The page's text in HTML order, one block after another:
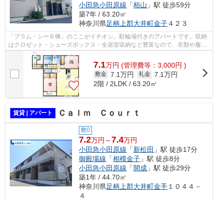
小田急小田原線 「栢山 」駅 徒歩59分
築7年 / 63.20㎡
神奈川県足柄上郡大井町金子４２３
「プラム・シーＢ棟」のここがイチオシ。駐輪場付きのアパートです。収納
はクロゼット・シューズボックス・全居室収納など豊富なので、衣類や履き
物の整理がしやすく便利です。こちら...
7.1万円 (管理費等：3,000円 )
敷金 7.1万円 礼金 7.1万円
2階 / 2LDK / 63.20㎡
賃貸 | アパート Ｃａｌｍ Ｃｏｕｒｔ
敷0
7.2万円～7.4万円
小田急小田原線 「新松田 」駅 徒歩17分
御殿場線 「相模金子 」駅 徒歩8分
小田急小田原線 「開成 」駅 徒歩29分
築1年 / 44.70㎡
神奈川県足柄上郡大井町金手 １０４４－
４